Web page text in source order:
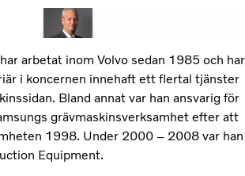
arbetat inom Volvo sedan 1985 och har
i koncernen innehaft ett flertal tjänster
Bland annat var han ansvarig för
grävmaskinsverksamhet efter att
1998. Under 2000 – 2008 var han
Equipment.